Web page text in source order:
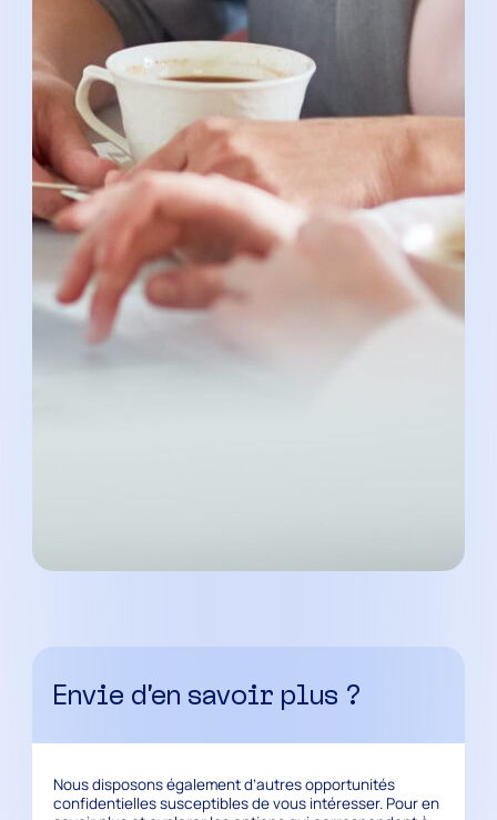
Envie d’en savoir plus ?
Nous disposons également d’autres opportunités
confidentielles susceptibles de vous intéresser. Pour en